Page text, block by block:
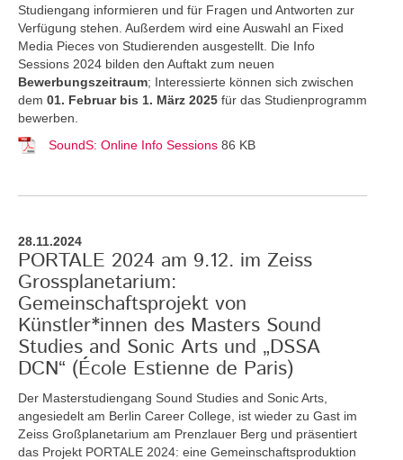
Studiengang informieren und für Fragen und Antworten zur
Verfügung stehen. Außerdem wird eine Auswahl an Fixed
Media Pieces von Studierenden ausgestellt. Die Info
Sessions 2024 bilden den Auftakt zum neuen
Bewerbungszeitraum; Interessierte können sich zwischen
dem 01. Februar bis 1. März 2025 für das Studienprogramm
bewerben.
SoundS: Online Info Sessions 86 KB
28.11.2024
PORTALE 2024 am 9.12. im Zeiss
Grossplanetarium:
Gemeinschaftsprojekt von
Künstler*innen des Masters Sound
Studies and Sonic Arts und „DSSA
DCN“ (École Estienne de Paris)
Der Masterstudiengang Sound Studies and Sonic Arts,
angesiedelt am Berlin Career College, ist wieder zu Gast im
Zeiss Großplanetarium am Prenzlauer Berg und präsentiert
das Projekt PORTALE 2024: eine Gemeinschaftsproduktion